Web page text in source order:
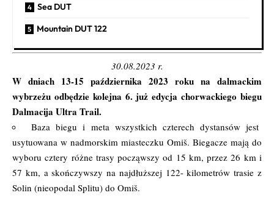
Sea DUT
Mountain DUT 122
30.08.2023 r.
W dniach 13-15 października 2023 roku na dalmackim
wybrzeżu odbędzie kolejna 6. już edycja chorwackiego biegu
Dalmacija Ultra Trail.
Baza biegu i meta wszystkich czterech dystansów jest
usytuowana w nadmorskim miasteczku Omiš. Biegacze mają do
wyboru cztery różne trasy począwszy od 15 km, przez 26 km i
57 km, a skończywszy na najdłuższej 122- kilometrów trasie z
Solin (nieopodal Splitu) do Omiš.